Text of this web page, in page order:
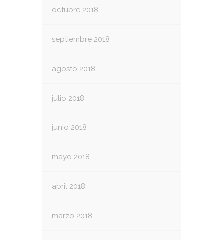
octubre 2018
septiembre 2018
agosto 2018
julio 2018
junio 2018
mayo 2018
abril 2018
marzo 2018